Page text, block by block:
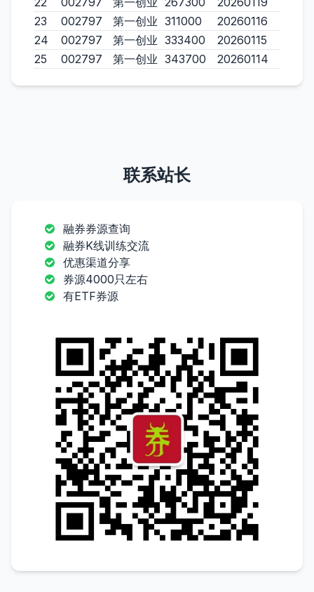
23
002797 第一创业 311000
20260116
24
002797 第一创业 333400
20260115
25
002797 第一创业 343700 20260114
联系站长
融券券源查询
融券K线训练交流
优惠渠道分享
券源4000只左右
有ETF券源